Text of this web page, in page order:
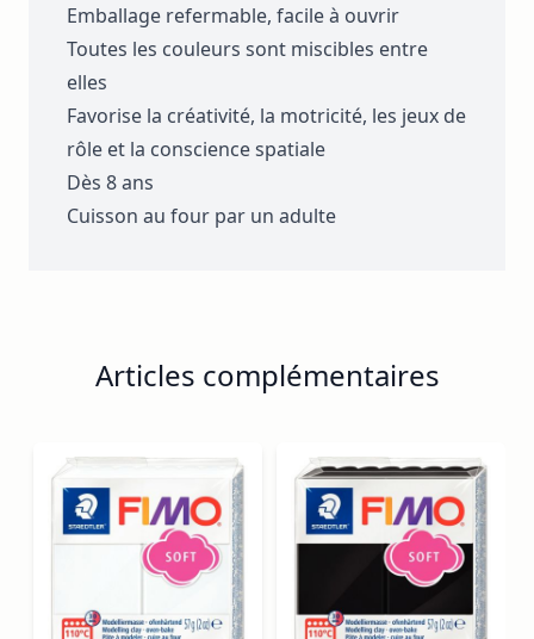
Emballage refermable, facile à ouvrir
Toutes les couleurs sont miscibles entre
elles
Favorise la créativité, la motricité, les jeux de
rôle et la conscience spatiale
Dès 8 ans
Cuisson au four par un adulte
Articles complémentaires
Navigating through the elements of the carousel is
Press to skip carousel